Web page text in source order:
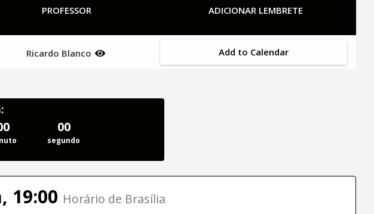
PROFESSOR ADICIONAR LEMBRETE
Ricardo Blanco Add to Calendar
00
segundo
19:00 Horário de Brasília